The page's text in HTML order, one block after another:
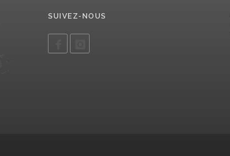
SUIVEZ-NOUS